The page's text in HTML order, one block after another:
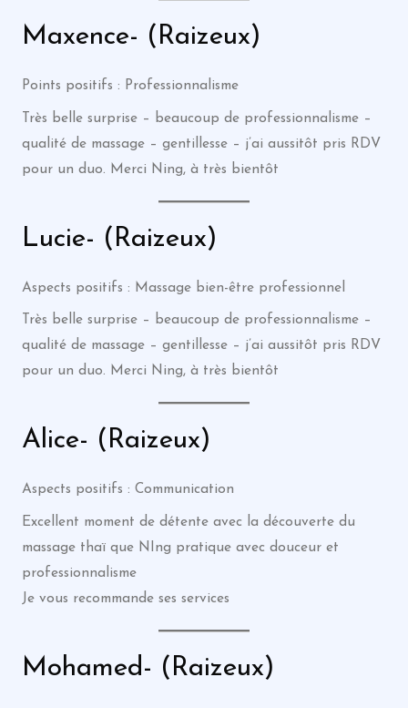
Maxence- (Raizeux)
Points positifs : Professionnalisme
Très belle surprise – beaucoup de professionnalisme –
qualité de massage – gentillesse – j’ai aussitôt pris RDV
pour un duo. Merci Ning, à très bientôt
Lucie- (Raizeux)
Aspects positifs : Massage bien-être professionnel
Très belle surprise – beaucoup de professionnalisme –
qualité de massage – gentillesse – j’ai aussitôt pris RDV
pour un duo. Merci Ning, à très bientôt
Alice- (Raizeux)
Aspects positifs : Communication
Excellent moment de détente avec la découverte du
massage thaï que NIng pratique avec douceur et
professionnalisme
Je vous recommande ses services
Mohamed- (Raizeux)